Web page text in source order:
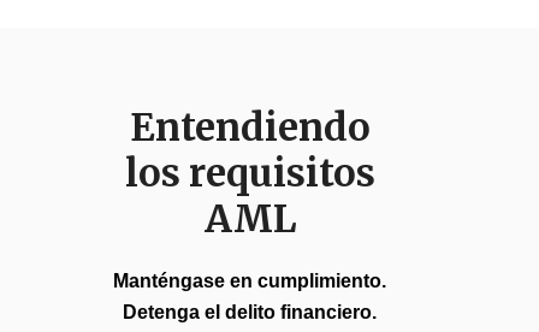
Entendiendo
los requisitos
AML
Manténgase en cumplimiento.
Detenga el delito financiero.